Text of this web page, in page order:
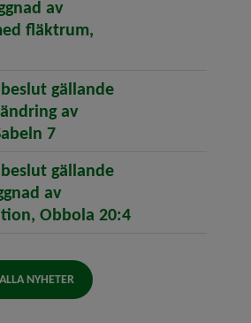
av
fläktrum,
artikeln Lämna synpunkter
gällande
av
7(öppnar artikeln
gällande
av
Obbola 20:4(öppnar
ALLA NYHETER